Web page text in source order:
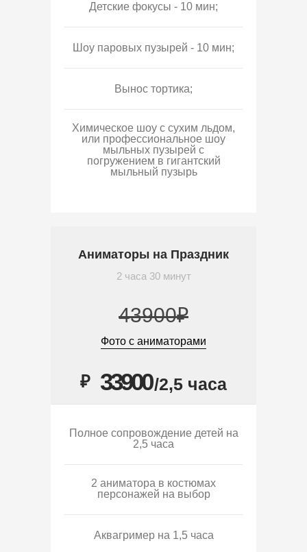
Детские фокусы - 10 мин;
Шоу паровых пузырей - 10 мин;
Вынос тортика;
Химическое шоу с сухим льдом,
или профессиональное шоу
мыльных пузырей с
погружением в гигантский
мыльный пузырь
Аниматоры на Праздник
2 часа 30 минут
43900₽
Фото с аниматорами
₽ 33900/2,5 часа
Полное сопровождение детей на
2,5 часа
2 аниматора в костюмах
персонажей на выбор
Аквагример на 1,5 часа